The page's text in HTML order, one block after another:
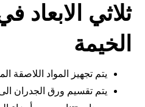
ثلاثي الابعاد
الخيمة
يتم تجهيز المواد اللاصقة
يتم تقسيم ورق الجدران